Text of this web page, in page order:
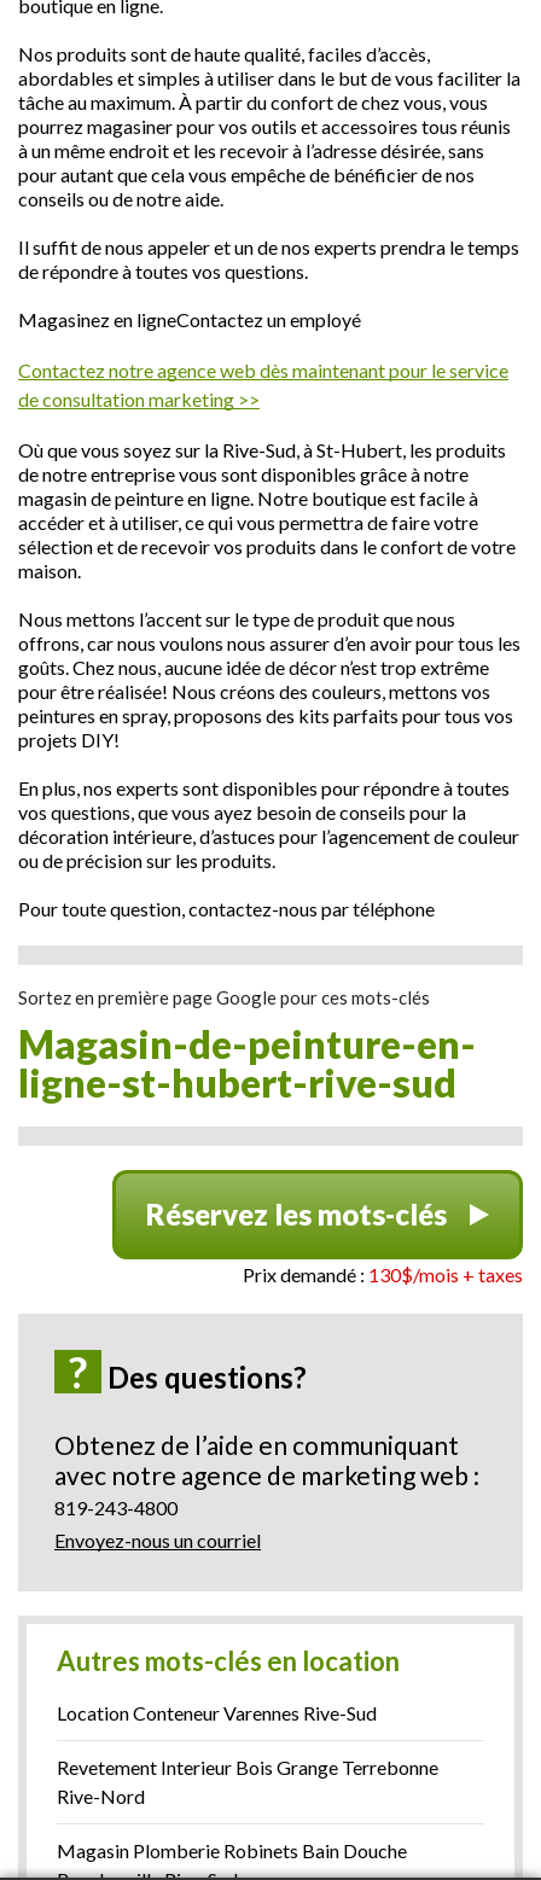
boutique en ligne.
Nos produits sont de haute qualité, faciles d’accès,
abordables et simples à utiliser dans le but de vous faciliter la
tâche au maximum. À partir du confort de chez vous, vous
pourrez magasiner pour vos outils et accessoires tous réunis
à un même endroit et les recevoir à l’adresse désirée, sans
pour autant que cela vous empêche de bénéficier de nos
conseils ou de notre aide.
Il suffit de nous appeler et un de nos experts prendra le temps
de répondre à toutes vos questions.
Magasinez en ligneContactez un employé
Contactez notre agence web dès maintenant pour le service
de consultation marketing >>
Où que vous soyez sur la Rive-Sud, à St-Hubert, les produits
de notre entreprise vous sont disponibles grâce à notre
magasin de peinture en ligne. Notre boutique est facile à
accéder et à utiliser, ce qui vous permettra de faire votre
sélection et de recevoir vos produits dans le confort de votre
maison.
Nous mettons l’accent sur le type de produit que nous
offrons, car nous voulons nous assurer d’en avoir pour tous les
goûts. Chez nous, aucune idée de décor n’est trop extrême
pour être réalisée! Nous créons des couleurs, mettons vos
peintures en spray, proposons des kits parfaits pour tous vos
projets DIY!
En plus, nos experts sont disponibles pour répondre à toutes
vos questions, que vous ayez besoin de conseils pour la
décoration intérieure, d’astuces pour l’agencement de couleur
ou de précision sur les produits.
Pour toute question, contactez-nous par téléphone
Sortez en première page Google pour ces mots-clés
magasin-de-peinture-en-
ligne-st-hubert-rive-sud
Réservez les mots-clés
Prix demandé : 130$/mois + taxes
? Des questions?
Obtenez de l’aide en communiquant
avec notre agence de marketing web :
819-243-4800
Envoyez-nous un courriel
Autres mots-clés en location
Location Conteneur Varennes Rive-Sud
Revetement Interieur Bois Grange Terrebonne
Rive-Nord
Magasin Plomberie Robinets Bain Douche